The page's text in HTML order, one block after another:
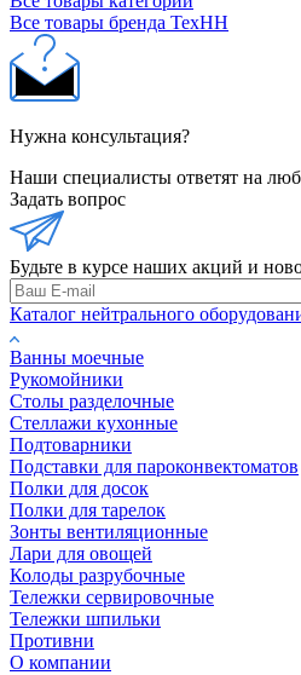
Все товары бренда ТехНН
Нужна консультация?
Наши специалисты ответят на
Задать вопрос
Будьте в курсе наших акций и
Каталог нейтрального
Ванны моечные
Рукомойники
Столы разделочные
Стеллажи кухонные
Подтоварники
Подставки для пароконвектоматов
Полки для досок
Полки для тарелок
Зонты вентиляционные
Лари для овощей
Колоды разрубочные
Тележки сервировочные
Тележки шпильки
Противни
О компании